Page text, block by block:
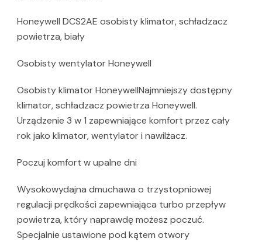
Honeywell DCS2AE osobisty klimator, schładzacz
powietrza, biały
Osobisty wentylator Honeywell
Osobisty klimator HoneywellNajmniejszy dostępny
klimator, schładzacz powietrza Honeywell.
Urządzenie 3 w 1 zapewniające komfort przez cały
rok jako klimator, wentylator i nawilżacz.
Poczuj komfort w upalne dni
Wysokowydajna dmuchawa o trzystopniowej
regulacji prędkości zapewniająca turbo przepływ
powietrza, który naprawdę możesz poczuć.
Specjalnie ustawione pod kątem otwory